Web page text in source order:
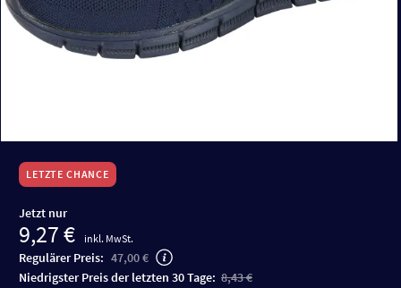
LETZTE CHANCE
Jetzt nur
9,27 € inkl. MwSt.
Regulärer Preis: 47,00 €
niedrigster Preis der letzten 30 Tage: 8,43 €